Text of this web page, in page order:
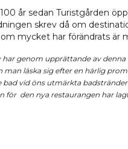
100 år sedan Turistgården
skrev då om
mycket har förändrats är
har genom upprättande av denna
man läska sig efter en härlig
bad vid öns utmärkta badstränder
för den nya restaurangen har